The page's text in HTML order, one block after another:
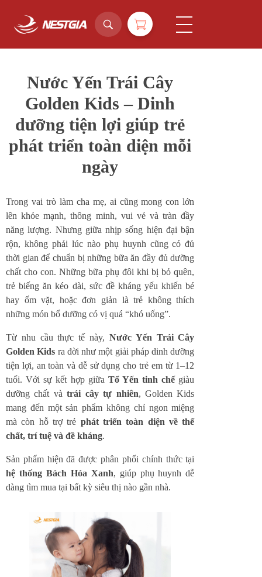
Nước Yến Trái Cây
Golden Kids – Dinh
dưỡng tiện lợi giúp trẻ
phát triển toàn diện mỗi
ngày
Trong vai trò làm cha mẹ, ai cũng mong con lớn
lên khỏe mạnh, thông minh, vui vẻ và tràn đầy
năng lượng. Nhưng giữa nhịp sống hiện đại bận
rộn, không phải lúc nào phụ huynh cũng có đủ
thời gian để chuẩn bị những bữa ăn đầy đủ dưỡng
chất cho con. Những bữa phụ đôi khi bị bỏ quên,
trẻ biếng ăn kéo dài, sức đề kháng yếu khiến bé
hay ốm vặt, hoặc đơn giản là trẻ không thích
những món bổ dưỡng có vị quá “khó uống”.
Từ nhu cầu thực tế này, Nước Yến Trái Cây
Golden Kids ra đời như một giải pháp dinh dưỡng
tiện lợi, an toàn và dễ sử dụng cho trẻ em từ 1–12
tuổi. Với sự kết hợp giữa Tổ Yến tinh chếgiàu
dưỡng chất vàtrái cây tự nhiên, Golden Kids
mang đến một sản phẩm không chỉ ngon miệng
mà còn hỗ trợ trẻ phát triển toàn diện về thể
chất, trí tuệ và đề kháng.
Sản phẩm hiện đã được phân phối chính thức tại
hệ thống Bách Hóa Xanh, giúp phụ huynh dễ
dàng tìm mua tại bất kỳ siêu thị nào gần nhà.